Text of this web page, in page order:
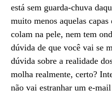
está sem guarda-chuva
muito menos aquelas
colam na pele, nem tem
dúvida de que você vai se
dúvida sobre a realidade
molha realmente, certo?
não vai estranhar um e-